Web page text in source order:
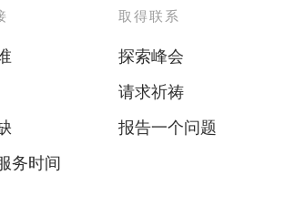
务时间
取得联系
探索峰会
请求祈祷
报告一个问题